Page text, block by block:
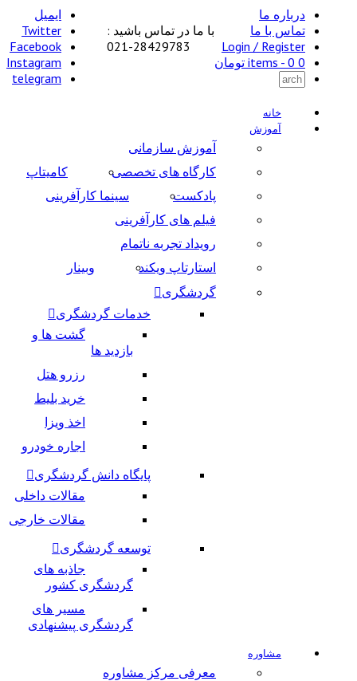
درباره ما
تماس با ما
Login / Register
0 items -
0 تومان
ایمیل
Twitter
Facebook
Instagram
telegram
با ما در تماس باشید :
28429783-021
خانه
آموزش
آموزش سازمانی
کارگاه های تخصصی
کامیتاپ
پادکست
سینما کارآفرینی
فیلم های کارآفرینی
رویداد تجربه ناتمام
استارتاپ ویکند
وبینار
گردشگری
خدمات گردشگری
گشت ها و
بازدید ها
رزرو هتل
خرید بلیط
اخذ ویزا
اجاره خودرو
پایگاه دانش گردشگری
مقالات داخلی
مقالات خارجی
توسعه گردشگری
جاذبه های
گردشگری کشور
مسیر های
گردشگری پیشنهادی
مشاوره
معرفی مرکز مشاوره